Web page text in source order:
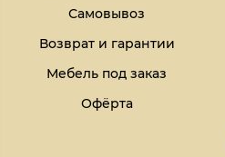
Самовывоз
Возврат и гарантии
Мебель под заказ
Офёрта